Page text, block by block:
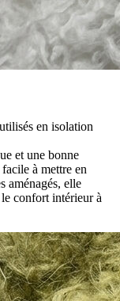
en isolation
et une bonne
à mettre en
aménagés, elle
confort intérieur à